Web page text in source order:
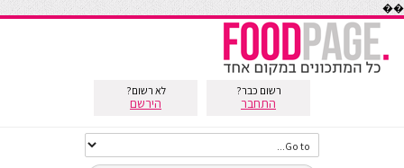
��
רשום כבר?
התחבר
לא רשום?
הירשם